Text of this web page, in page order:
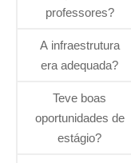
professores?
A infraestrutura
era adequada?
Teve boas
oportunidades de
estágio?